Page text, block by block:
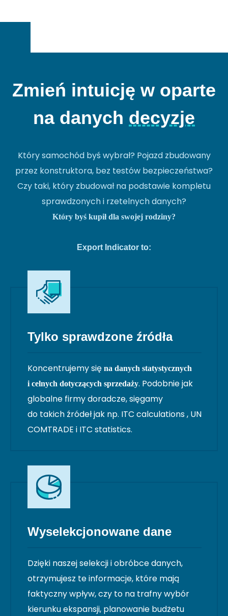
Zmień intuicję w oparte
na danych decyzje
Który samochód byś wybrał? Pojazd zbudowany
przez konstruktora, bez testów bezpieczeństwa?
Czy taki, który zbudował na podstawie kompletu
sprawdzonych i rzetelnych danych?
Który byś kupił dla swojej rodziny?
Export Indicator to:
Tylko sprawdzone źródła
Koncentrujemy się na danych statystycznych
i celnych dotyczących sprzedaży. Podobnie jak
globalne firmy doradcze, sięgamy
do takich źródeł jak np. ITC calculations , UN
COMTRADE i ITC statistics.
Wyselekcjonowane dane
Dzięki naszej selekcji i obróbce danych,
otrzymujesz te informacje, które mają
faktyczny wpływ, czy to na trafny wybór
kierunku ekspansji, planowanie budżetu